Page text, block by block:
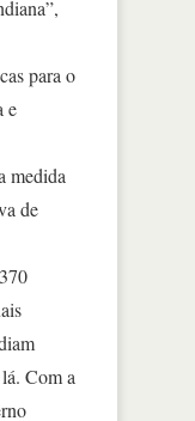
para o
e
medida
de
Com a